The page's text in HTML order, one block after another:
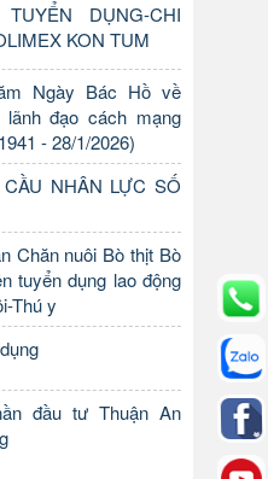
DỤNG-CHI
KON TUM
Ngày Bác Hồ về
đạo cách mạng
- 28/1/2026)
NHÂN LỰC SỐ
Chăn nuôi Bò thịt Bò
tuyển dụng lao động
Thú y
đầu tư Thuận An